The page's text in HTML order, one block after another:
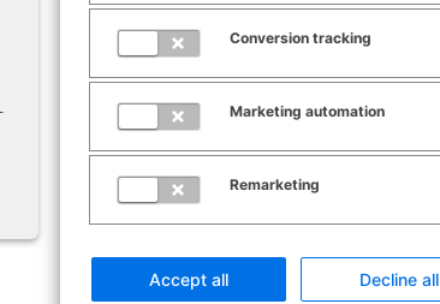
Intelligente Assistenten helfen
Ihnen bei den Anmeldungen. Das
variable Abrechnungsmodell
sorgt dafür, dass Sie die Kosten
Conversion tracking
Marketing automation
Remarketing
Accept all Decline all